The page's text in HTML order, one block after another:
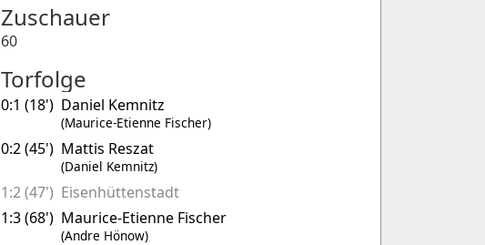
Zuschauer
60
Torfolge
0:1 (18') Daniel Kemnitz
(Maurice-Etienne Fischer)
0:2 (45') Mattis Reszat
(Daniel Kemnitz)
1:2 (47') Eisenhüttenstadt
1:3 (68') Maurice-Etienne Fischer
(Andre Hönow)